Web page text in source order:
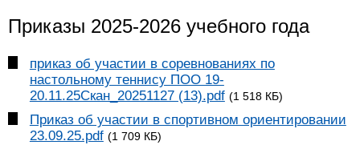
Приказы 2025-2026 учебного года
приказ об участии в соревнованиях по
настольному теннису ПОО 19-
20.11.25Скан_20251127 (13).pdf (1 518 КБ)
Приказ об участии в спортивном ориентировании
23.09.25.pdf (1 709 КБ)